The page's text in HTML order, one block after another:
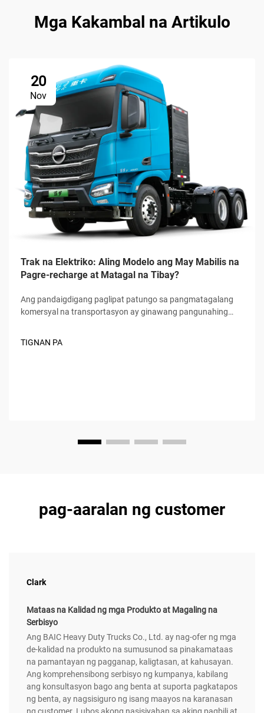
Mga Kakambal na Artikulo
20
Nov
Trak na Elektriko: Aling Modelo ang May Mabilis na
Pagre-recharge at Matagal na Tibay?
Ang pandaigdigang paglipat patungo sa pangmatagalang
komersyal na transportasyon ay ginawang pangunahing
TIGNAN PA
pag-aaralan ng customer
Clark
Mataas na Kalidad ng mga Produkto at Magaling na
Serbisyo
Ang BAIC Heavy Duty Trucks Co., Ltd. ay nag-ofer ng mga
de-kalidad na produkto na sumusunod sa pinakamataas
na pamantayan ng pagganap, kaligtasan, at kahusayan.
Ang komprehensibong serbisyo ng kumpanya, kabilang
ang konsultasyon bago ang benta at suporta pagkatapos
ng benta, ay nagsisiguro ng isang maayos na karanasan